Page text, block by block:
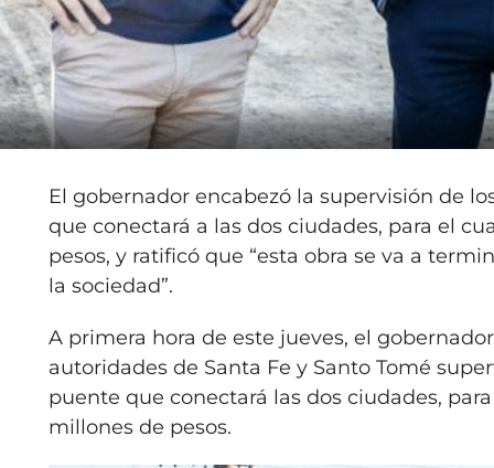
El gobernador encabezó la supervisión de
que conectará a las dos ciudades, para el
pesos, y ratificó que “esta obra se va a
la sociedad”.
A primera hora de este jueves, el
autoridades de Santa Fe y Santo Tomé
puente que conectará las dos ciudades,
millones de pesos.